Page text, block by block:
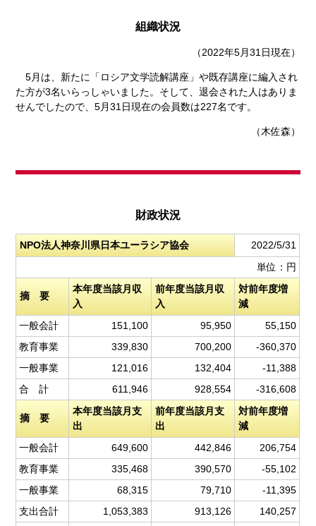
組織状況
（2022年5月31日現在）
5月は、新たに「ロシア文学読解講座」や既存講座に編入され
た方が3名いらっしゃいました。そして、退会された人はありま
せんでしたので、5月31日現在の会員数は227名です。
（木佐森）
財政状況
NPO法人神奈川県日本ユーラシア協会
2022/5/31
単位：円
摘 要
本年度当該月収
入
前年度当該月収
入
対前年度増
減
一般会計
151,100 95,950
55,150
教育事業
339,830 700,200
-360,370
一般事業
121,016 132,404
-11,388
合 計
611,946 928,554 -316,608
摘 要
本年度当該月支
出
前年度当該月支
出
対前年度増
減
一般会計
649,600 442,846
206,754
教育事業
335,468 390,570
-55,102
一般事業
68,315 79,710
-11,395
支出合計
1,053,383 913,126
140,257